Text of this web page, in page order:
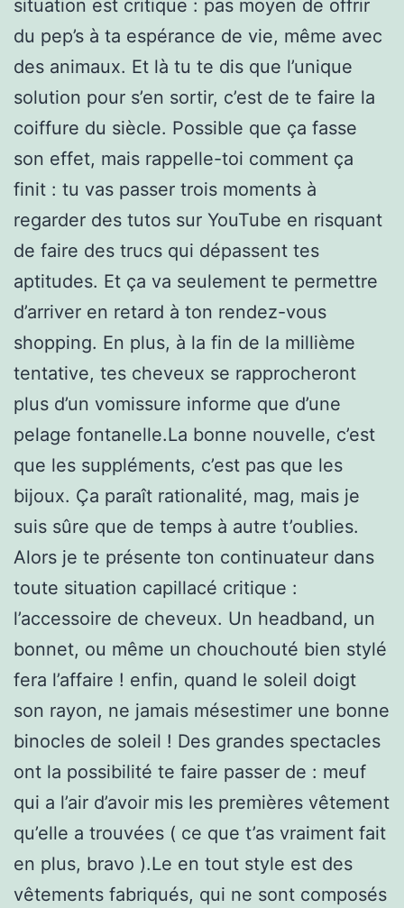
situation est critique : pas moyen de offrir
du pep’s à ta espérance de vie, même avec
des animaux. Et là tu te dis que l’unique
solution pour s’en sortir, c’est de te faire la
coiffure du siècle. Possible que ça fasse
son effet, mais rappelle-toi comment ça
finit : tu vas passer trois moments à
regarder des tutos sur YouTube en risquant
de faire des trucs qui dépassent tes
aptitudes. Et ça va seulement te permettre
d’arriver en retard à ton rendez-vous
shopping. En plus, à la fin de la millième
tentative, tes cheveux se rapprocheront
plus d’un vomissure informe que d’une
pelage fontanelle.La bonne nouvelle, c’est
que les suppléments, c’est pas que les
bijoux. Ça paraît rationalité, mag, mais je
suis sûre que de temps à autre t’oublies.
Alors je te présente ton continuateur dans
toute situation capillacé critique :
l’accessoire de cheveux. Un headband, un
bonnet, ou même un chouchouté bien stylé
fera l’affaire ! enfin, quand le soleil doigt
son rayon, ne jamais mésestimer une bonne
binocles de soleil ! Des grandes spectacles
ont la possibilité te faire passer de : meuf
qui a l’air d’avoir mis les premières vêtement
qu’elle a trouvées ( ce que t’as vraiment fait
en plus, bravo ).Le en tout style est des
vêtements fabriqués, qui ne sont composés